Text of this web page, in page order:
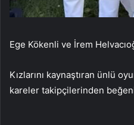
Ege Kökenli ve İrem
Kızlarını kaynaştıran ünlü
kareler takipçilerinden